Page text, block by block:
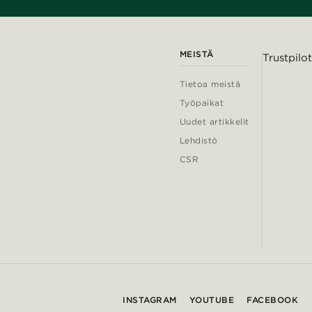
MEISTÄ
Tietoa meistä
Työpaikat
Uudet artikkelit
Lehdistö
CSR
Trustpilot
INSTAGRAM YOUTUBE FACEBOOK